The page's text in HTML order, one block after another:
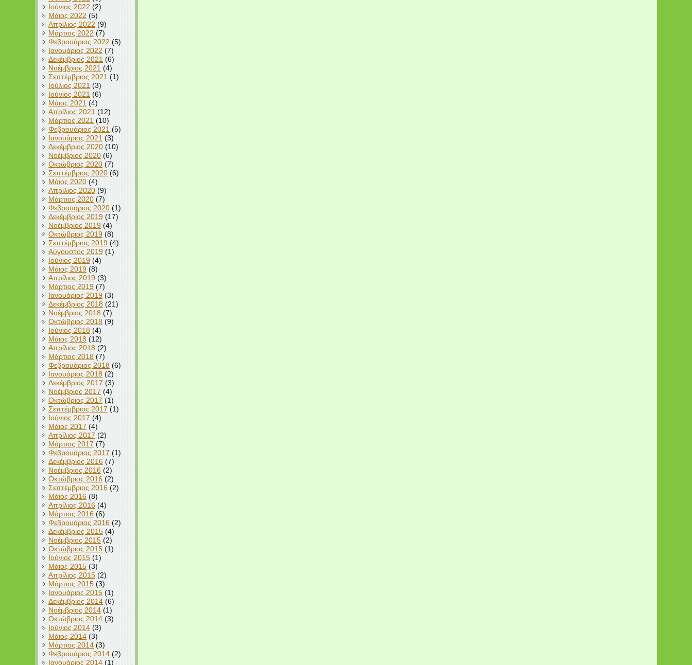
Ιούνιος 2022 (2)
Μάιος 2022 (5)
Απρίλιος 2022 (9)
Μάρτιος 2022 (7)
Φεβρουάριος 2022 (5)
Ιανουάριος 2022 (7)
Δεκέμβριος 2021 (6)
Νοέμβριος 2021 (4)
Σεπτέμβριος 2021 (1)
Ιούλιος 2021 (3)
Ιούνιος 2021 (6)
Μάιος 2021 (4)
Απρίλιος 2021 (12)
Μάρτιος 2021 (10)
Φεβρουάριος 2021 (5)
Ιανουάριος 2021 (3)
Δεκέμβριος 2020 (10)
Νοέμβριος 2020 (6)
Οκτώβριος 2020 (7)
Σεπτέμβριος 2020 (6)
Μάιος 2020 (4)
Απρίλιος 2020 (9)
Μάρτιος 2020 (7)
Φεβρουάριος 2020 (1)
Δεκέμβριος 2019 (17)
Νοέμβριος 2019 (4)
Οκτώβριος 2019 (8)
Σεπτέμβριος 2019 (4)
Αύγουστος 2019 (1)
Ιούνιος 2019 (4)
Μάιος 2019 (8)
Απρίλιος 2019 (3)
Μάρτιος 2019 (7)
Ιανουάριος 2019 (3)
Δεκέμβριος 2018 (21)
Νοέμβριος 2018 (7)
Οκτώβριος 2018 (9)
Ιούνιος 2018 (4)
Μάιος 2018 (12)
Απρίλιος 2018 (2)
Μάρτιος 2018 (7)
Φεβρουάριος 2018 (6)
Ιανουάριος 2018 (2)
Δεκέμβριος 2017 (3)
Νοέμβριος 2017 (4)
Οκτώβριος 2017 (1)
Σεπτέμβριος 2017 (1)
Ιούνιος 2017 (4)
Μάιος 2017 (4)
Απρίλιος 2017 (2)
Μάρτιος 2017 (7)
Φεβρουάριος 2017 (1)
Δεκέμβριος 2016 (7)
Νοέμβριος 2016 (2)
Οκτώβριος 2016 (2)
Σεπτέμβριος 2016 (2)
Μάιος 2016 (8)
Απρίλιος 2016 (4)
Μάρτιος 2016 (6)
Φεβρουάριος 2016 (2)
Δεκέμβριος 2015 (4)
Νοέμβριος 2015 (2)
Οκτώβριος 2015 (1)
Ιούνιος 2015 (1)
Μάιος 2015 (3)
Απρίλιος 2015 (2)
Μάρτιος 2015 (3)
Ιανουάριος 2015 (1)
Δεκέμβριος 2014 (6)
Νοέμβριος 2014 (1)
Οκτώβριος 2014 (3)
Ιούνιος 2014 (3)
Μάιος 2014 (3)
Μάρτιος 2014 (3)
Φεβρουάριος 2014 (2)
Ιανουάριος 2014 (1)